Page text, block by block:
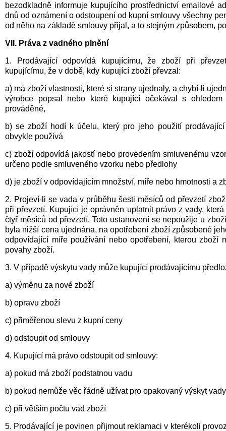
bezodkladně informuje kupujícího prostřednictví emailové
dnů od oznámení o odstoupení od kupní smlouvy všechny
od něho na základě smlouvy přijal, a to stejným způsobem,
VII. Práva z vadného plnění
1. Prodávající odpovídá kupujícímu, že zboží při
kupujícímu, že v době, kdy kupující zboží převzal:
a) má zboží vlastnosti, které si strany ujednaly, a chybí-li
výrobce popsal nebo které kupující očekával s
prováděné,
b) se zboží hodí k účelu, který pro jeho použití
obvykle používá
c) zboží odpovídá jakostí nebo provedením smluvenému
určeno podle smluveného vzorku nebo předlohy
d) je zboží v odpovídajícím množství, míře nebo hmotnosti a
2. Projeví-li se vada v průběhu šesti měsíců od převzetí
při převzetí. Kupující je oprávněn uplatnit právo z vady,
čtyř měsíců od převzetí. Toto ustanovení se nepoužije u
byla nižší cena ujednána, na opotřebení zboží způsobené
odpovídající míře používání nebo opotřebení, kterou zboží
povahy zboží.
3. V případě výskytu vady může kupující prodávajícímu
a) výměnu za nové zboží
b) opravu zboží
c) přiměřenou slevu z kupní ceny
d) odstoupit od smlouvy
4. Kupující má právo odstoupit od smlouvy:
a) pokud má zboží podstatnou vadu
b) pokud nemůže věc řádně užívat pro opakovaný výskyt
c) při větším počtu vad zboží
5. Prodávající je povinen přijmout reklamaci v kterékoli